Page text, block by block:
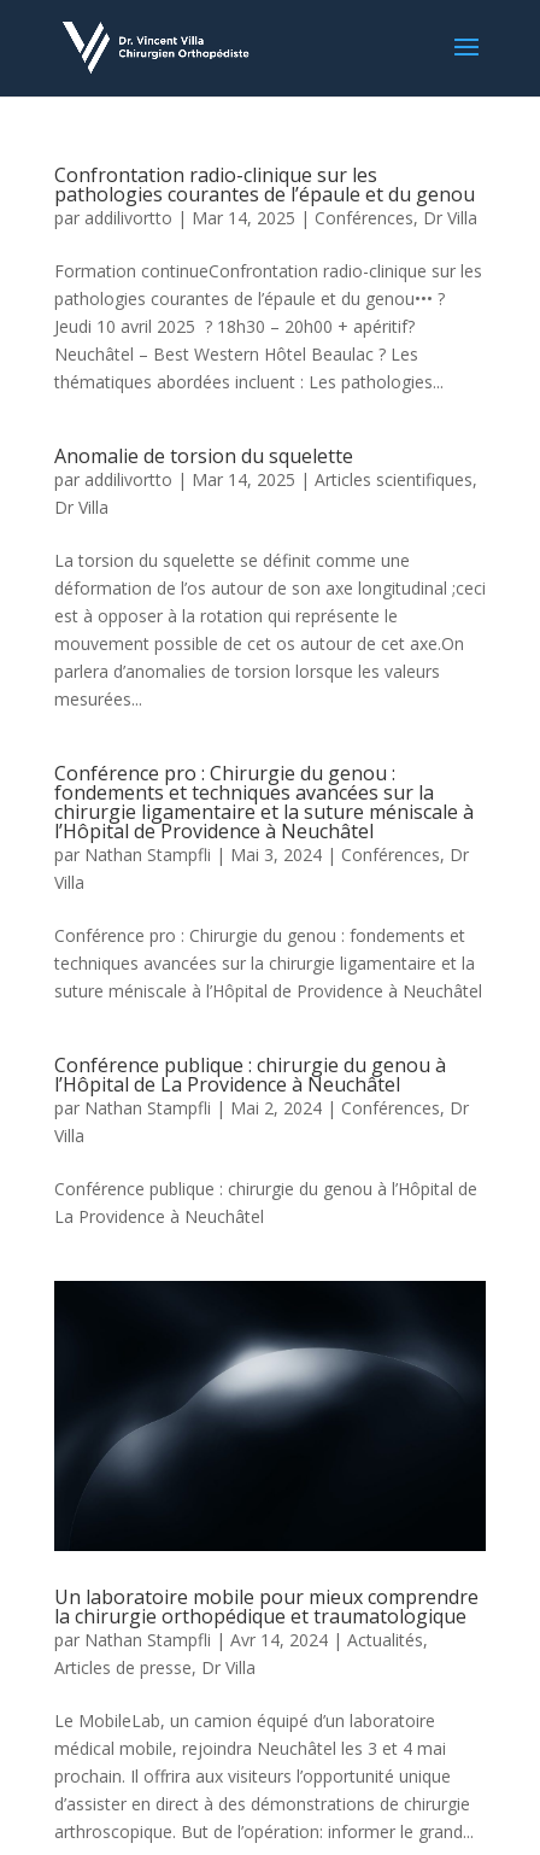
Confrontation radio-clinique sur les
pathologies courantes de l’épaule et du genou
par addilivortto | Mar 14, 2025 | Conférences, Dr Villa
Formation continueConfrontation radio-clinique sur les
pathologies courantes de l’épaule et du genou••• ?
Jeudi 10 avril 2025 ? 18h30 – 20h00 + apéritif?
Neuchâtel – Best Western Hôtel Beaulac ? Les
thématiques abordées incluent : Les pathologies...
Anomalie de torsion du squelette
par addilivortto | Mar 14, 2025 | Articles scientifiques,
Dr Villa
La torsion du squelette se définit comme une
déformation de l’os autour de son axe longitudinal ;ceci
est à opposer à la rotation qui représente le
mouvement possible de cet os autour de cet axe.On
parlera d’anomalies de torsion lorsque les valeurs
mesurées...
Conférence pro : Chirurgie du genou :
fondements et techniques avancées sur la
chirurgie ligamentaire et la suture méniscale à
l’Hôpital de Providence à Neuchâtel
par Nathan Stampfli | Mai 3, 2024| Conférences, Dr
Villa
Conférence pro : Chirurgie du genou : fondements et
techniques avancées sur la chirurgie ligamentaire et la
suture méniscale à l’Hôpital de Providence à Neuchâtel
Conférence publique : chirurgie du genou à
l’Hôpital de La Providence à Neuchâtel
par Nathan Stampfli | Mai 2, 2024| Conférences, Dr
Villa
Conférence publique : chirurgie du genou à l’Hôpital de
La Providence à Neuchâtel
Un laboratoire mobile pour mieux comprendre
la chirurgie orthopédique et traumatologique
par Nathan Stampfli | Avr 14, 2024| Actualités,
Articles de presse, Dr Villa
Le MobileLab, un camion équipé d’un laboratoire
médical mobile, rejoindra Neuchâtel les 3 et 4 mai
prochain. Il offrira aux visiteurs l’opportunité unique
d’assister en direct à des démonstrations de chirurgie
arthroscopique. But de l’opération: informer le grand...